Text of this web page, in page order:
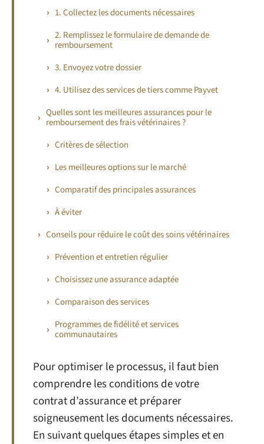
1. Collectez les documents nécessaires
2. Remplissez le formulaire de demande de
remboursement
3. Envoyez votre dossier
4. Utilisez des services de tiers comme Payvet
Quelles sont les meilleures assurances pour le
remboursement des frais vétérinaires ?
Critères de sélection
Les meilleures options sur le marché
Comparatif des principales assurances
À éviter
Conseils pour réduire le coût des soins vétérinaires
Prévention et entretien régulier
Choisissez une assurance adaptée
Comparaison des services
Programmes de fidélité et services
communautaires
Pour optimiser le processus, il faut bien
comprendre les conditions de votre
contrat d’assurance et préparer
soigneusement les documents nécessaires.
En suivant quelques étapes simples et en